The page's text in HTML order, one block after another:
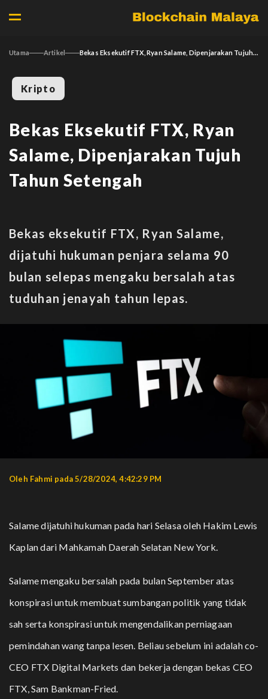
Utama Artikel Bekas Eksekutif FTX, Ryan Salame, Dipenjarakan Tujuh Tahun Setengah
Kripto
Bekas Eksekutif FTX, Ryan
Salame, Dipenjarakan Tujuh
Tahun Setengah
Bekas eksekutif FTX, Ryan Salame,
dijatuhi hukuman penjara selama 90
bulan selepas mengaku bersalah atas
tuduhan jenayah tahun lepas.
Oleh Fahmi pada 5/28/2024, 4:42:29 PM
Salame dijatuhi hukuman pada hari Selasa oleh Hakim Lewis
Kaplan dari Mahkamah Daerah Selatan New York.
Salame mengaku bersalah pada bulan September atas
konspirasi untuk membuat sumbangan politik yang tidak
sah serta konspirasi untuk mengendalikan perniagaan
pemindahan wang tanpa lesen. Beliau sebelum ini adalah co-
CEO FTX Digital Markets dan bekerja dengan bekas CEO
FTX,Sam Bankman-Fried.